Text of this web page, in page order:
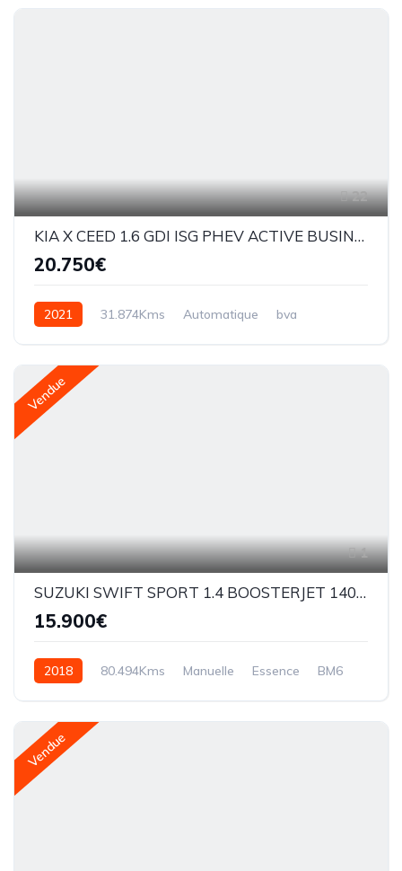
22
KIA X CEED 1.6 GDI ISG PHEV ACTIVE BUSINESS
20.750€
2021 31.874Kms Automatique bva
Vendue
1
SUZUKI SWIFT SPORT 1.4 BOOSTERJET 140CV
15.900€
2018 80.494Kms Manuelle Essence BM6
Vendue